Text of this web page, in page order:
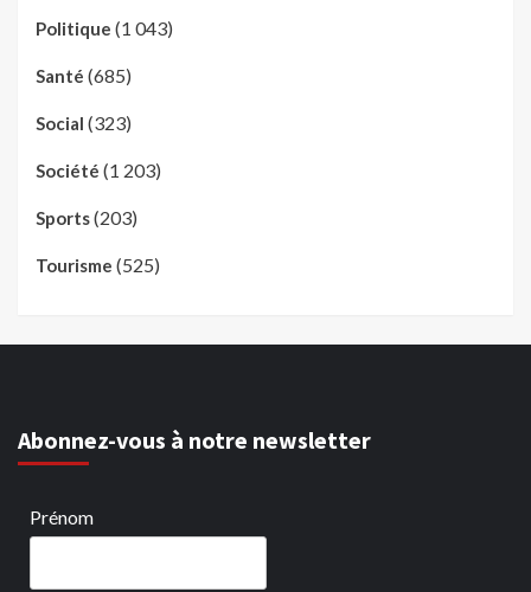
Politique (1 043)
Santé (685)
Social (323)
Société (1 203)
Sports(203)
Tourisme (525)
Abonnez-vous à notre newsletter
Prénom